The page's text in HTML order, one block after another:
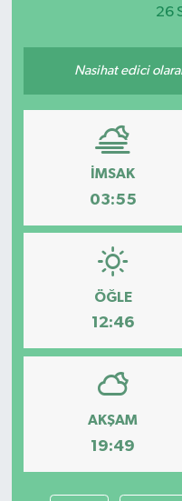
26
Nasihat edici
İMSAK
03:55
ÖĞLE
12:46
AKŞAM
19:49
Etkinlikler